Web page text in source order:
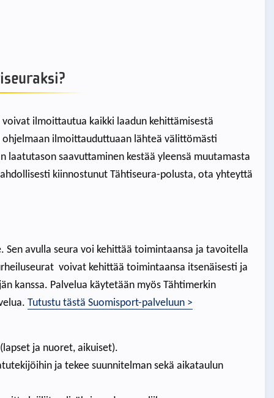
ilmoittautua kaikki laadun kehittämisestä
ilmoittauduttuaan lähteä välittömästi
laatutason saavuttaminen kestää yleensä muutamasta
kiinnostunut Tähtiseura-polusta, ota yhteyttä
avulla seura voi kehittää toimintaansa ja tavoitella
voivat kehittää toimintaansa itsenäisesti ja
kanssa. Palvelua käytetään myös Tähtimerkin
Tutustu tästä Suomisport-palveluun >
ja nuoret, aikuiset).
ja tekee suunnitelman sekä aikataulun